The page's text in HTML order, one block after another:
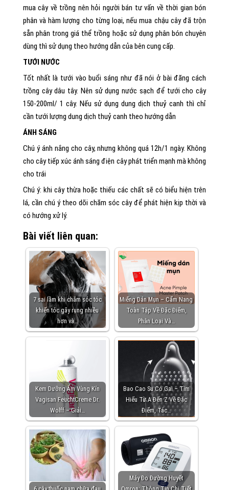
mua cây về trồng nên hỏi người bán tư vấn về thời gian bón
phân và hàm lượng cho từng loại, nếu mua chậu cây đã trộn
sẵn phân trong giá thể trồng hoặc sử dụng phân bón chuyên
dùng thì sử dụng theo hướng dẫn của bên cung cấp.
TƯỚI NƯỚC
Tốt nhất là tưới vào buổi sáng như đã nói ở bài đăng cách
trồng cây dâu tây. Nên sử dụng nước sạch để tưới cho cây
150-200ml/ 1 cây. Nếu sử dụng dung dịch thuỷ canh thì chỉ
cần tưới lượng dung dịch thuỷ canh theo hướng dẫn
ÁNH SÁNG
Chú ý ánh nắng cho cây, nhưng không quá 12h/1 ngày. Không
cho cây tiếp xúc ánh sáng điện cây phát triển mạnh mà không
cho trái
Chú ý: khi cây thừa hoặc thiếu các chất sẽ có biểu hiện trên
lá, cần chú ý theo dõi chăm sóc cây để phát hiện kịp thời và
có hướng xử lý.
Bài viết liên quan:
7 sai lầm khi chăm sóc tóc
khiến tóc gãy rụng nhiều
hơn và…
Miếng Dán Mụn – Cẩm Nang
Toàn Tập Về Đặc Điểm,
Phân Loại Và…
Kem Dưỡng Ẩm Vùng Kín
Vagisan FeuchtCreme Dr.
Wolff – Giải…
Bao Cao Su Có Gai – Tìm
Hiểu Từ A Đến Z Về Đặc
Điểm, Tác…
Máy Đo Đường Huyết